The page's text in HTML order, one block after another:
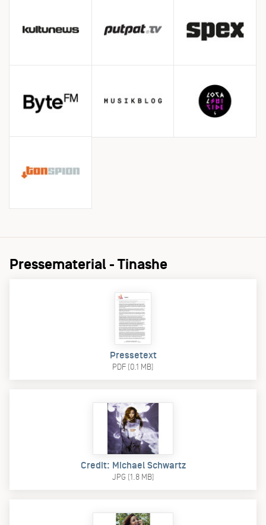
Pressematerial - Tinashe
Pressetext
PDF (0.1 MB)
Credit: Michael Schwartz
JPG (1.8 MB)